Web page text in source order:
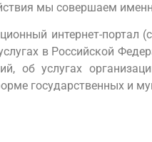
мы совершаем
интернет-портал
в Российской
об услугах
государственных и